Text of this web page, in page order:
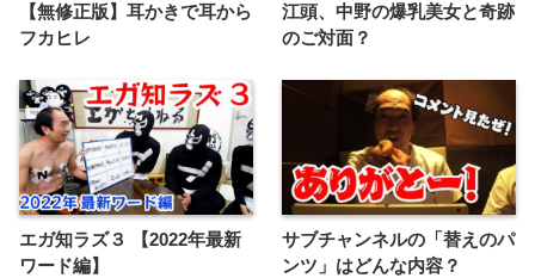
【無修正版】耳かきで耳から
フカヒレ
江頭、中野の爆乳美女と奇跡
のご対面？
エガ知ラズ３ 【2022年最新
ワード編】
サブチャンネルの「替えのパ
ンツ」はどんな内容？